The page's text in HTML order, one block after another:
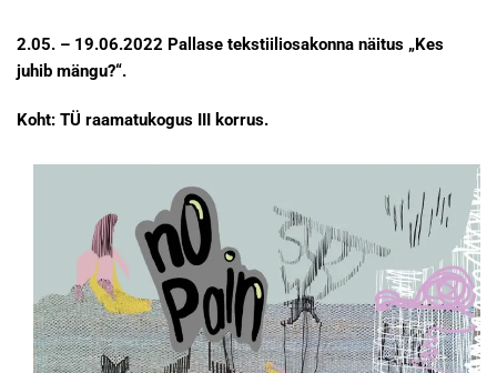
2.05. – 19.06.2022 Pallase tekstiiliosakonna näitus „Kes
juhib mängu?“.
Koht: TÜ raamatukogus III korrus.